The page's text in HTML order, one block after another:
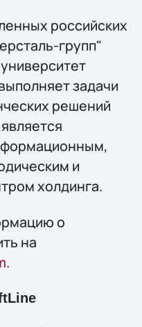
российских
групп"
задачи
решений
и
холдинга.
о
на
.